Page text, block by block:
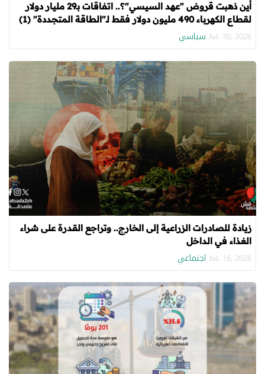
أين ذهبت قروض "عهد السيسي"؟.. اتفاقات بـ29 مليار دولار
لقطاع الكهرباء 490 مليون دولار فقط لـ"الطاقة المتجددة" (1)
Jul. 30, 2026 سياسي
زيادة للصادرات الزراعية إلى الخارج.. وتراجع القدرة على شراء
الغذاء في الداخل
Jul. 16, 2026 اجتماعي